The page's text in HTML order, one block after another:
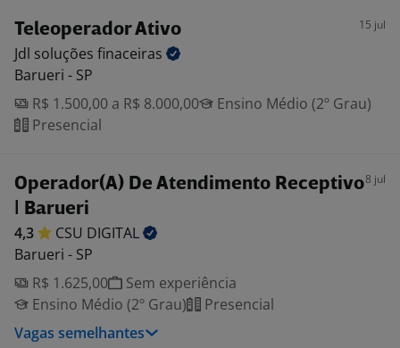
Teleoperador Ativo 15 jul
Jdl soluções finaceiras
Barueri - SP
R$ 1.500,00 a R$ 8.000,00
Ensino Médio (2º Grau)
Presencial
Operador(A) De Atendimento Receptivo
| Barueri
8 jul
4,3 CSU DIGITAL
Barueri - SP
R$ 1.625,00
Sem experiência
Ensino Médio (2º Grau)
Presencial
Vagas semelhantes